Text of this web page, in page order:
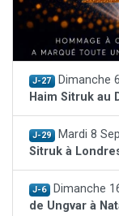
J-27 Dimanche
Haim Sitruk au
J-29 Mardi 8
Sitruk à
J-6 Dimanche
de Ungvar à